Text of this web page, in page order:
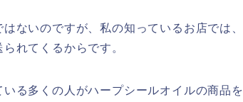
ないのですが、私の知っているお店では、
れてくるからです。
る多くの人がハープシールオイルの商品を